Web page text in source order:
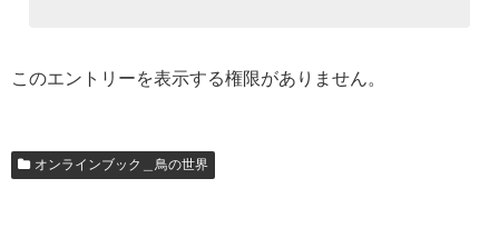
このエントリーを表示する権限がありません。
オンラインブック＿鳥の世界